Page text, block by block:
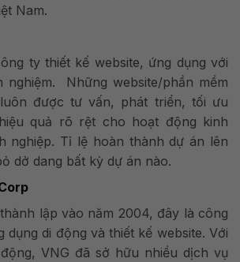
Nam.
ty thiết kế website, ứng dụng với
nghiệm. Những website/phần mềm
được tư vấn, phát triển, tối ưu
quả rõ rệt cho hoạt động kinh
nghiệp. Tỉ lệ hoàn thành dự án lên
dở dang bất kỳ dự án nào.
lập vào năm 2004, đây là công
dụng di động và thiết kế website. Với
VNG đã sở hữu nhiều dịch vụ